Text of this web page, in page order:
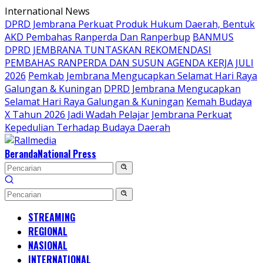
Langsung
ke
konten
International News
DPRD Jembrana Perkuat Produk Hukum Daerah, Bentuk
AKD Pembahas Ranperda Dan Ranperbup BANMUS
DPRD JEMBRANA TUNTASKAN REKOMENDASI
PEMBAHAS RANPERDA DAN SUSUN AGENDA KERJA JULI
2026 Pemkab Jembrana Mengucapkan Selamat Hari Raya
Galungan & Kuningan DPRD Jembrana Mengucapkan
Selamat Hari Raya Galungan & Kuningan Kemah Budaya
X Tahun 2026 Jadi Wadah Pelajar Jembrana Perkuat
Kepedulian Terhadap Budaya Daerah
BerandaNational Press
STREAMING
REGIONAL
NASIONAL
INTERNATIONAL